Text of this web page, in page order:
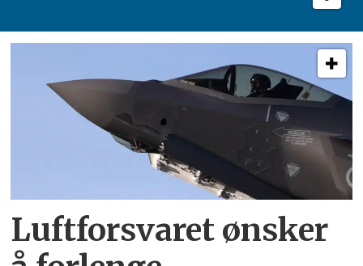
Luftforsvaret ønsker